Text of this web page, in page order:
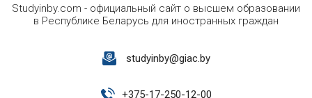
Studyinby.com - официальный сайт о высшем образовании
в Республике Беларусь для иностранных граждан
studyinby@giac.by
+375-17-250-12-00